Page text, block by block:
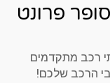
פרונט
רכב מתקדמים
הרכב שלכם!